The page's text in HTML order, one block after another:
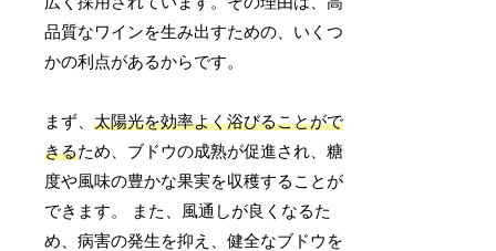
品質なワインを生み出すための、いくつ
かの利点があるからです。
まず、太陽光を効率よく浴びることがで
きるため、ブドウの成熟が促進され、糖
度や風味の豊かな果実を収穫することが
できます。 また、風通しが良くなるた
め、病害の発生を抑え、健全なブドウを